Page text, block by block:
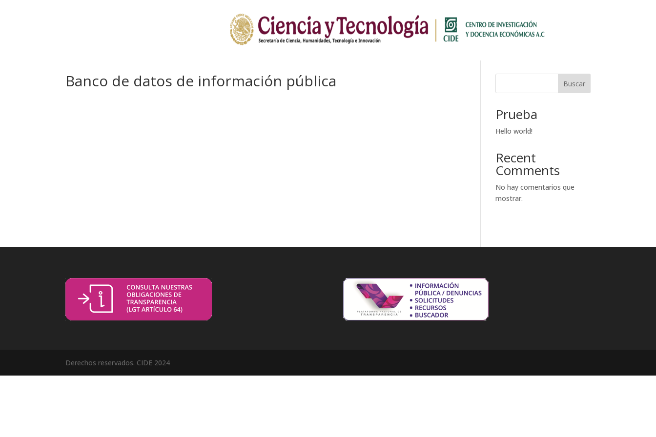
Banco de datos de información pública Buscar
Prueba
Hello world!
Recent
Comments
No hay comentarios que
mostrar.
Derechos reservados. CIDE 2024